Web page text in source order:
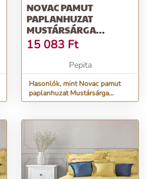
NOVAC PAMUT
PAPLANHUZAT
MUSTÁRSÁRGA
220X200 CM
15 083 Ft
Pepita
Hasonlók, mint Novac pamut
paplanhuzat Mustársárga
220x200 cm